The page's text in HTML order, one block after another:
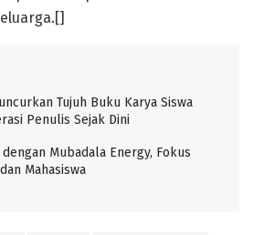
Tujuh Buku Karya Siswa
Penulis Sejak Dini
Mubadala Energy, Fokus
Mahasiswa